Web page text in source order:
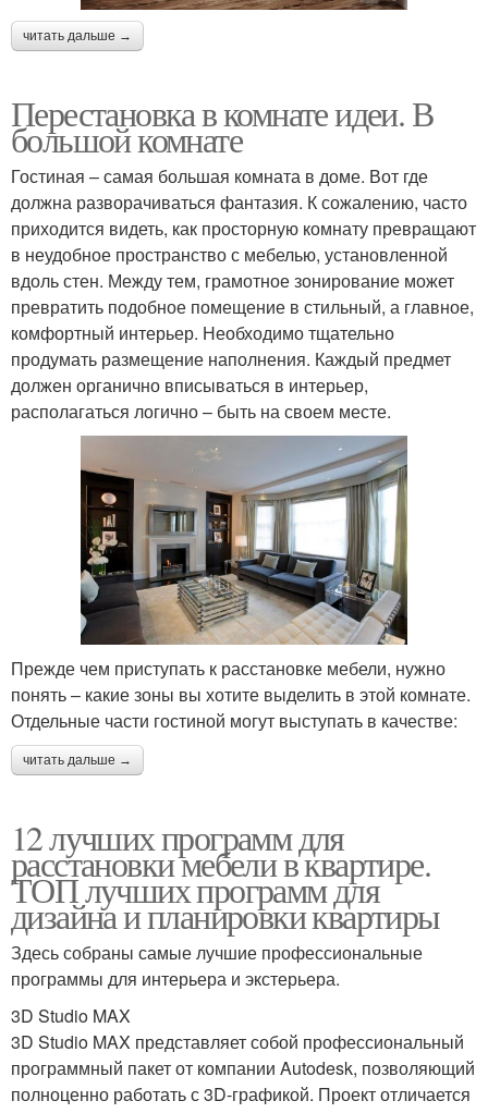
читать дальше →
Перестановка в комнате идеи. В
большой комнате
Гостиная – самая большая комната в доме. Вот где
должна разворачиваться фантазия. К сожалению, часто
приходится видеть, как просторную комнату превращают
в неудобное пространство с мебелью, установленной
вдоль стен. Между тем, грамотное зонирование может
превратить подобное помещение в стильный, а главное,
комфортный интерьер. Необходимо тщательно
продумать размещение наполнения. Каждый предмет
должен органично вписываться в интерьер,
располагаться логично – быть на своем месте.
Прежде чем приступать к расстановке мебели, нужно
понять – какие зоны вы хотите выделить в этой комнате.
Отдельные части гостиной могут выступать в качестве:
читать дальше →
12 лучших программ для
расстановки мебели в квартире.
ТОП лучших программ для
дизайна и планировки квартиры
Здесь собраны самые лучшие профессиональные
программы для интерьера и экстерьера.
3D Studio MAX
3D Studio MAX представляет собой профессиональный
программный пакет от компании Autodesk, позволяющий
полноценно работать с 3D-графикой. Проект отличается